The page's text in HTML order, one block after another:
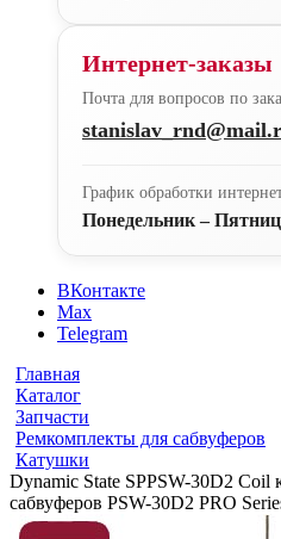
Интернет-заказы
Почта для вопросов по
График обработки
Понедельник –
ВКонтакте
Max
Telegram
Главная
Каталог
Запчасти
Ремкомплекты для сабвуферов
Катушки
Dynamic State SPPSW-30D2
сабвуферов PSW-30D2 PRO